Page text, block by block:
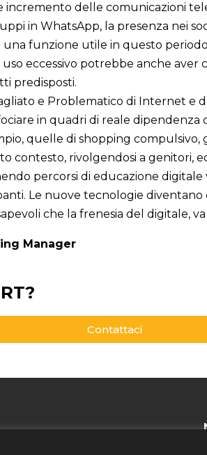
incremento delle comunicazioni
in WhatsApp, la presenza nei
funzione utile in questo
uso eccessivo potrebbe anche
predisposti.
e Problematico di Internet e
in quadri di reale
quelle di shopping compulsivo,
contesto, rivolgendosi a genitori,
percorsi di educazione
Le nuove tecnologie
che la frenesia del digitale,
Manager
Contattaci